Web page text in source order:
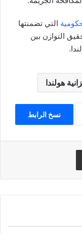
التي تضمنتها
إلى تحقيق التوازن بين
هولندا
نسخ الرابط
مشاركة عبر البريد